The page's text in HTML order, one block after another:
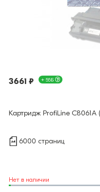
3661 ₽ + 55Б
Картридж ProfiLine C8061A
6000 страниц
Нет в наличии